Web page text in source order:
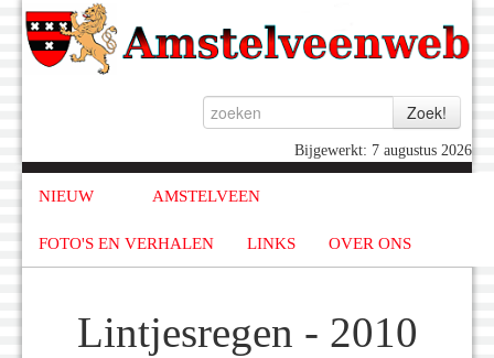
Bijgewerkt: 7 augustus 2026
NIEUW AMSTELVEEN
FOTO'S EN VERHALEN LINKS OVER ONS
Lintjesregen - 2010